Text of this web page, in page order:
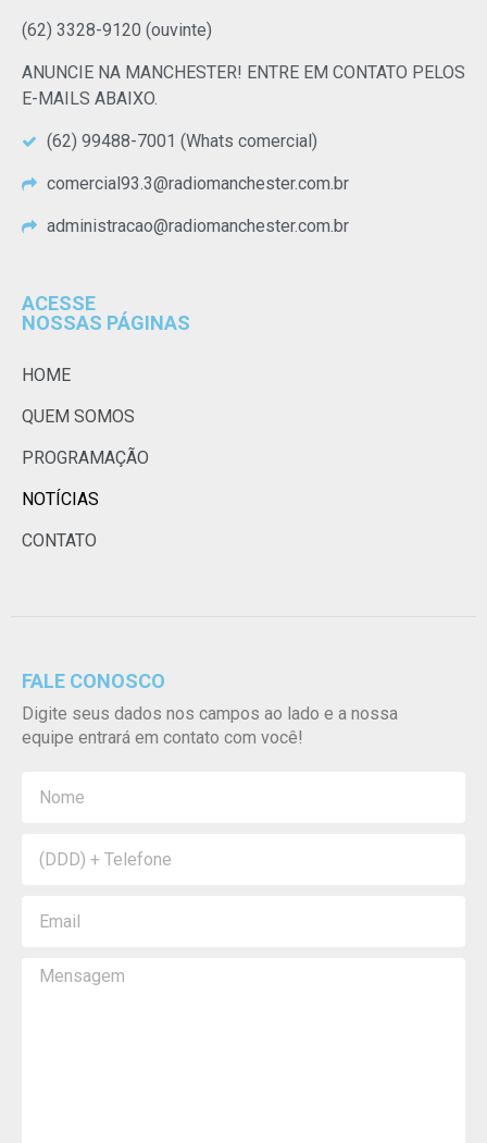
(62) 3328-9120 (ouvinte)
ANUNCIE NA MANCHESTER! ENTRE EM CONTATO PELOS
E-MAILS ABAIXO.
(62) 99488-7001 (Whats comercial)
comercial93.3@radiomanchester.com.br
administracao@radiomanchester.com.br
ACESSE
NOSSAS PÁGINAS
HOME
QUEM SOMOS
PROGRAMAÇÃO
NOTÍCIAS
CONTATO
FALE CONOSCO
Digite seus dados nos campos ao lado e a nossa
equipe entrará em contato com você!